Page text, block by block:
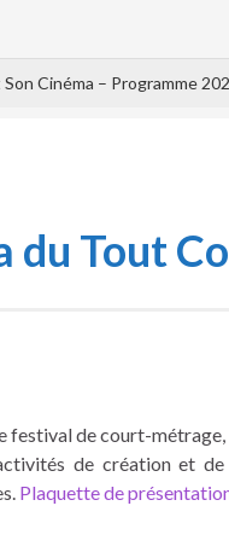
Cinéma – Programme
du Tout
festival de court-
de création et
Plaquette de